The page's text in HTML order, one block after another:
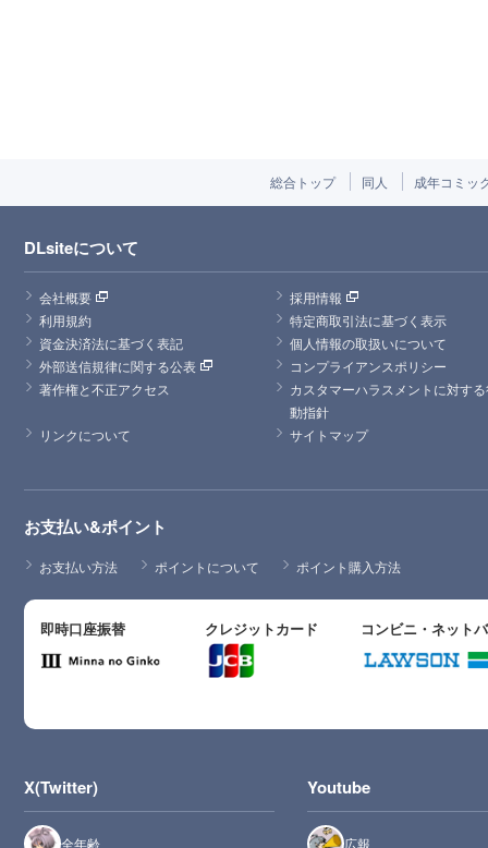
総合トップ 同人 成年コミッ
DLsiteについて
会社概要
採用情報
利用規約
特定商取引法に基づく表示
資金決済法に基づく表記
個人情報の取扱いについて
外部送信規律に関する公表
コンプライアンスポリシー
著作権と不正アクセス
カスタマーハラスメントに対す
動指針
リンクについて
サイトマップ
お支払い&ポイント
お支払い方法 ポイントについて ポイント購入方法
即時口座振替 クレジットカード コンビニ・ネット
X(Twitter)
全年齢
Youtube
広報